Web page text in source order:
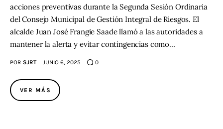
acciones preventivas durante la Segunda Sesión Ordinaria
del Consejo Municipal de Gestión Integral de Riesgos. El
alcalde Juan José Frangie Saade llamó a las autoridades a
mantener la alerta y evitar contingencias como…
POR SJRT JUNIO 6, 2025 0
VER MÁS